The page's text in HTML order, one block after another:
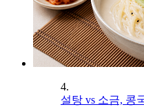
4.
설탕 vs 소금, 콩